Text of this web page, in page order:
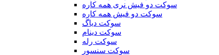
سوکت دو فیش نری همه کاره
سوکت دو فیش همه کاره
سوکت دیاگ
سوکت دینام
سوکت رله
سوکت سنسور